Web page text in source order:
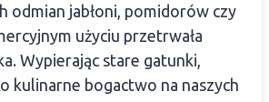
odmian jabłoni, pomidorów czy
użyciu przetrwała
Wypierając stare gatunki,
kulinarne bogactwo na naszych